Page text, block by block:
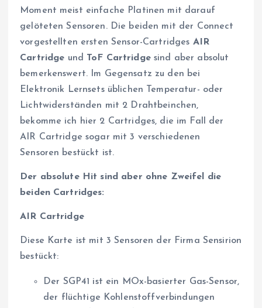
Moment meist einfache Platinen mit darauf
gelöteten Sensoren. Die beiden mit der Connect
vorgestellten ersten Sensor-Cartridges AIR
Cartridge und ToF Cartridgesind aber absolut
bemerkenswert. Im Gegensatz zu den bei
Elektronik Lernsets üblichen Temperatur- oder
Lichtwiderständen mit 2 Drahtbeinchen,
bekomme ich hier 2 Cartridges, die im Fall der
AIR Cartridge sogar mit 3 verschiedenen
Sensoren bestückt ist.
Der absolute Hit sind aber ohne Zweifel die
beiden Cartridges:
AIR Cartridge
Diese Karte ist mit 3 Sensoren der Firma Sensirion
bestückt:
Der SGP41 ist ein MOx-basierter Gas-Sensor,
der flüchtige Kohlenstoffverbindungen